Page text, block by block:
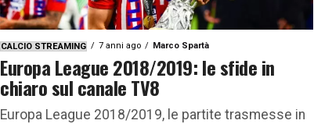
CALCIO STREAMING 7 anni ago Marco Spartà
Europa League 2018/2019: le sfide in
chiaro sul canale TV8
Europa League 2018/2019, le partite trasmesse in